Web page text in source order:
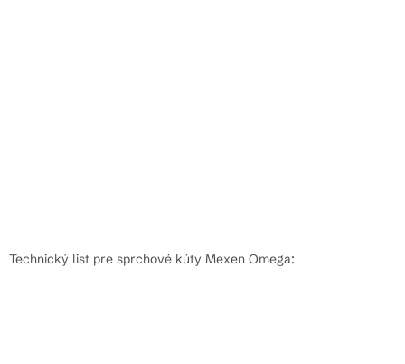
Technický list pre sprchové kúty Mexen Omega: